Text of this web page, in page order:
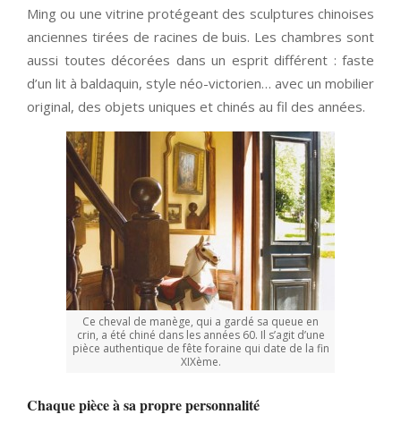
Ming ou une vitrine protégeant des sculptures chinoises
anciennes tirées de racines de buis. Les chambres sont
aussi toutes décorées dans un esprit différent : faste
d’un lit à baldaquin, style néo-victorien… avec un mobilier
original, des objets uniques et chinés au fil des années.
Ce cheval de manège, qui a gardé sa queue en
crin, a été chiné dans les années 60. Il s’agit d’une
pièce authentique de fête foraine qui date de la fin
XIXème.
Chaque pièce à sa propre personnalité